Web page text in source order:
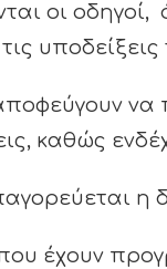
οι οδηγοί,
να
καθώς
η
έχουν